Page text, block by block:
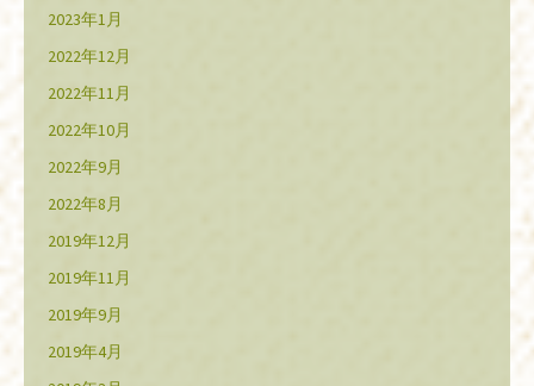
2023年1月
2022年12月
2022年11月
2022年10月
2022年9月
2022年8月
2019年12月
2019年11月
2019年9月
2019年4月